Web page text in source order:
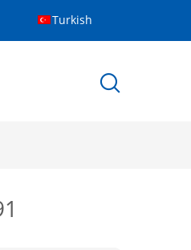
Turkish